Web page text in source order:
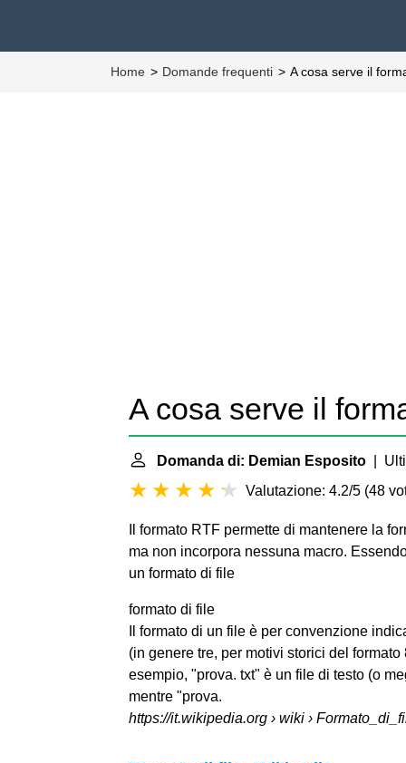
Home Domande frequenti A cosa serve il
A cosa serve il
Domanda di: Demian Esposito |
Valutazione: 4.2/5 (48
Il formato RTF permette di mantenere la
ma non incorpora nessuna macro.
un formato di file
formato di file
Il formato di un file è per convenzione
(in genere tre, per motivi storici del
esempio, "prova. txt" è un file di testo (o
mentre "prova.
https://it.wikipedia.org › wiki ›